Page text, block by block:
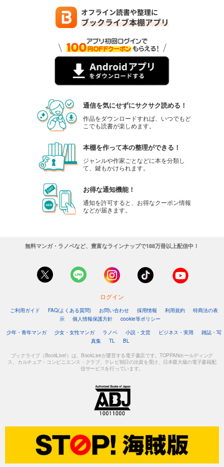
通信を気にせずにサクサク読める！
作品をダウンロードすれば、いつでもど
こでも読書が楽しめます。
本棚を作って本の整理ができる！
ジャンルや作家ごとなどに本を分類し
て、鍵もかけられます。
お得な通知機能！
通知を許可すると、お得なクーポン情報
などが届きます。
無料マンガ・ラノベなど、豊富なラインナップで188万冊以上配信中！
ログイン
ご利用ガイド FAQ(よくある質問) お問い合わせ 採用情報 利用規約
特商法の表
示
個人情報保護方針
cookie等ポリシー
少年・青年マンガ
少女・女性マンガ ラノベ 小説・文芸 ビジネス・実用
雑誌・写
真集
TL BL
ブックライブ（BookLive!）は、BookLiveが運営する電子書店です。TOPPANホールディング
ス、カルチュア・コンビニエンス・クラブ、テレビ朝日の出資を受け、日本最大級の電子書籍配
信サービスを行っています。